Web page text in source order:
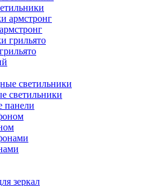
светильники
панели